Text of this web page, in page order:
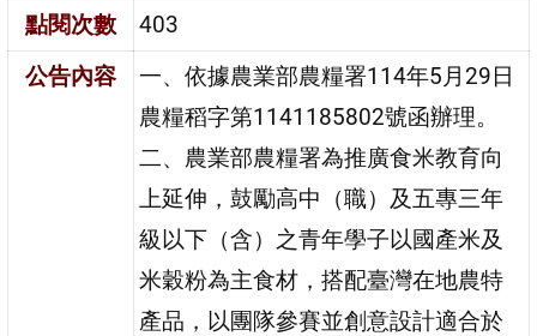
點閱次數
403
公告內容
一、依據農業部農糧署114年5月29日
農糧稻字第1141185802號函辦理。
二、農業部農糧署為推廣食米教育向
上延伸，鼓勵高中（職）及五專三年
級以下（含）之青年學子以國產米及
米穀粉為主食材，搭配臺灣在地農特
產品，以團隊參賽並創意設計適合於